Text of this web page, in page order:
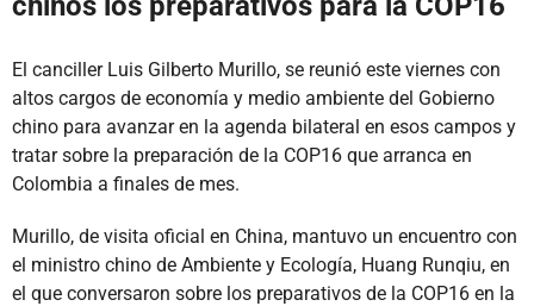
El canciller Luis Gilberto Murillo, se reunió este viernes con
altos cargos de economía y medio ambiente del Gobierno
chino para avanzar en la agenda bilateral en esos campos y
tratar sobre la preparación de la COP16 que arranca en
Colombia a finales de mes.
Murillo, de visita oficial en China, mantuvo un encuentro con
el ministro chino de Ambiente y Ecología, Huang Runqiu, en
el que conversaron sobre los preparativos de la COP16 en la